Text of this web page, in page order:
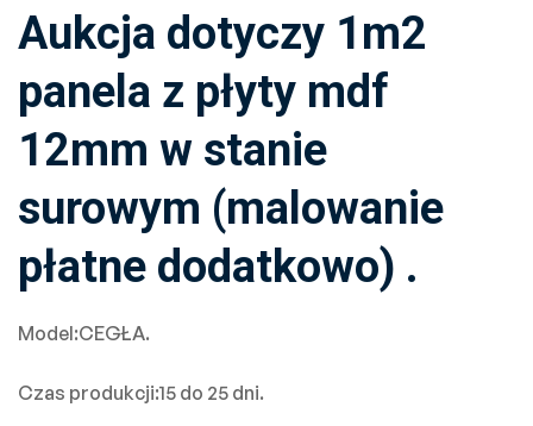
Aukcja dotyczy 1m2
panela z płyty mdf
12mm w stanie
surowym (malowanie
płatne dodatkowo) .
Model:CEGŁA.
Czas produkcji:15 do 25 dni.